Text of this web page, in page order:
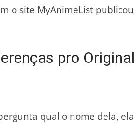
o site MyAnimeList publicou
pro Original
qual o nome dela, ela